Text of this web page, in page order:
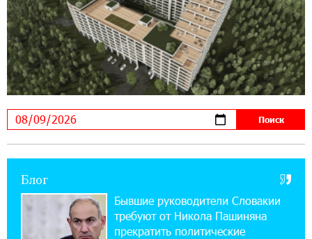
22:41:05 3-08-2026
Idram и IDBank - рядом со стартапами на
Seaside Startup Summit
10:12:55 3-08-2026
В мобильном приложении Юнибанка теперь
можно зарегистрироваться также с помощью
«Бесплатные бонусы в играх»: IDBank
предупреждает о кибератаках на школьников
Блог
Бывшие руководители Словакии
требуют от Никола Пашиняна
прекратить политические